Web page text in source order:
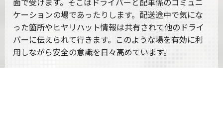
面で受けます。そこはドライバーと配車係のコミュニ
ケーションの場であったりします。配送途中で気にな
った箇所やヒヤリハット情報は共有されて他のドライ
バーに伝えられて行きます。このような場を有効に利
用しながら安全の意識を日々高めています。